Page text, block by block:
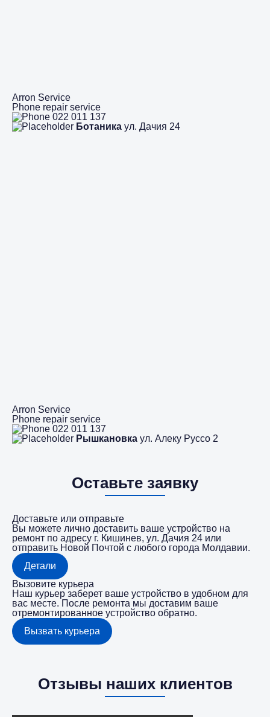
Arron Service
Phone repair service
022 011 137
Ботаника ул. Дачия 24
Arron Service
Phone repair service
022 011 137
Рышкановка ул. Алеку Руссо 2
Оставьте заявку
Доставьте или отправьте
Вы можете лично доставить ваше устройство на
ремонт по адресу г. Кишинев, ул. Дачия 24 или
отправить Новой Почтой с любого города Молдавии.
Детали
Вызовите курьера
Наш курьер заберет ваше устройство в удобном для
вас месте. После ремонта мы доставим ваше
отремонтированное устройство обратно.
Вызвать курьера
Отзывы наших клиентов